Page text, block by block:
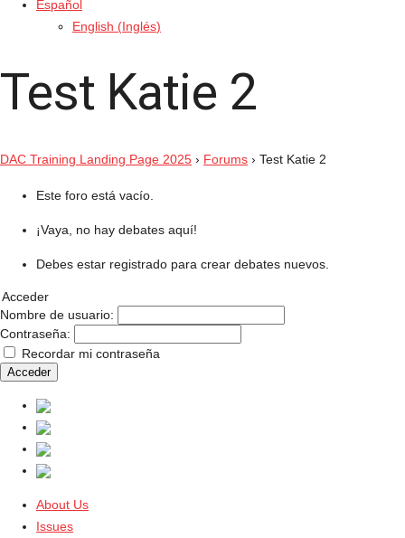
Español
English (Inglés)
Test Katie 2
DAC Training Landing Page 2025 › Forums › Test Katie 2
Este foro está vacío.
¡Vaya, no hay debates aquí!
Debes estar registrado para crear debates nuevos.
Acceder
Nombre de usuario:
Contraseña:
Recordar mi contraseña
Acceder
About Us
Issues